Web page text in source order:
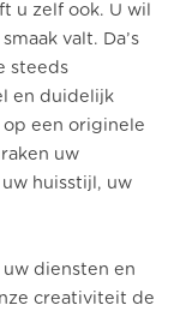
u zelf ook. U wil
valt. Da’s
steeds
en duidelijk
een originele
uw
huisstijl, uw
diensten en
creativiteit de